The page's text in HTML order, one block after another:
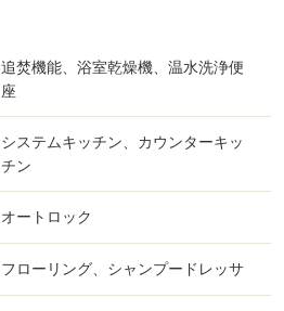
追焚機能、浴室乾燥機、温水洗浄便
座
システムキッチン、カウンターキッ
チン
オートロック
フローリング、シャンプードレッサ